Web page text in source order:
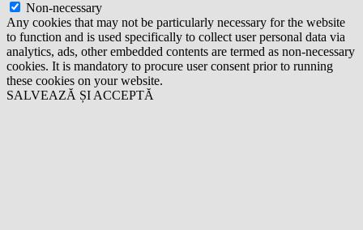
Non-necessary
Any cookies that may not be particularly necessary for the website
to function and is used specifically to collect user personal data via
analytics, ads, other embedded contents are termed as non-necessary
cookies. It is mandatory to procure user consent prior to running
these cookies on your website.
SALVEAZĂ ȘI ACCEPTĂ